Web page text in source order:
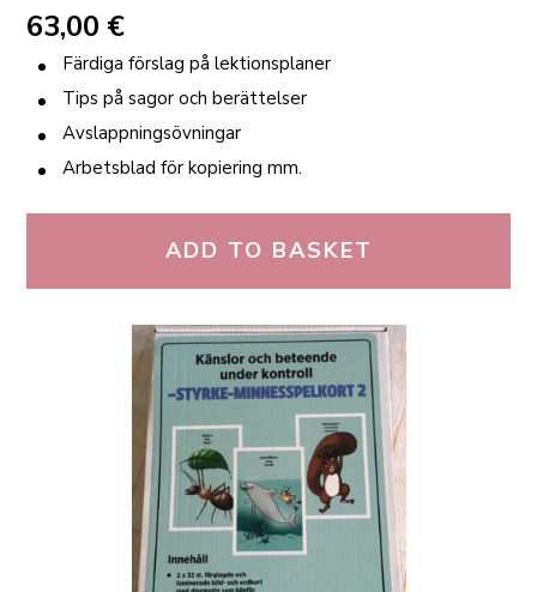
63,00 €
Färdiga förslag på lektionsplaner
Tips på sagor och berättelser
Avslappningsövningar
Arbetsblad för kopiering mm.
ADD TO BASKET